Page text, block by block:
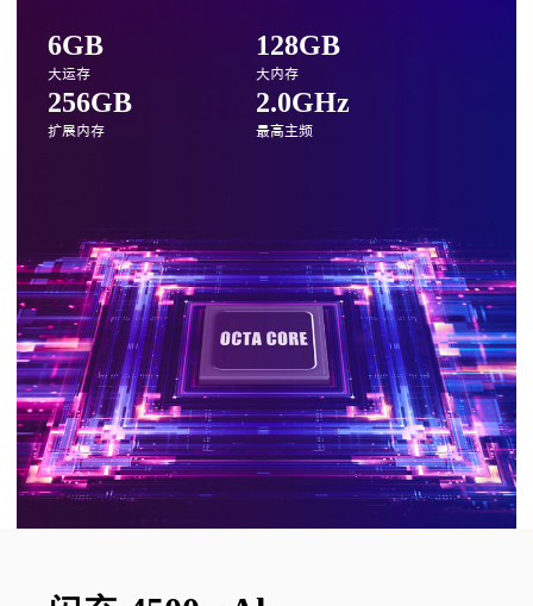
6GB
大运存
128GB
大内存
256GB
扩展内存
2.0GHz
最高主频